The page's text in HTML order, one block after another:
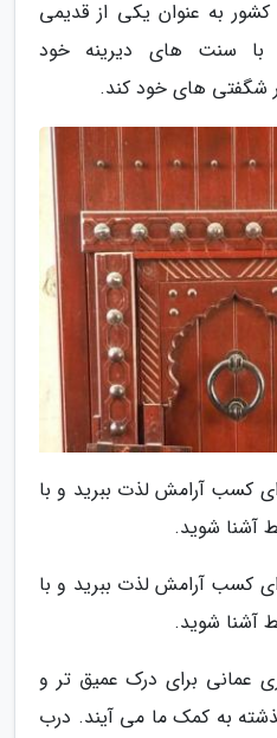
به عنوان یکی از قدیمی
با سنت های دیرینه خود
شگفتی های خود کند.
کسب آرامش لذت ببرید و با
آشنا شوید.
کسب آرامش لذت ببرید و با
آشنا شوید.
عمانی برای درک عمیق تر و
به کمک ما می آیند. درب